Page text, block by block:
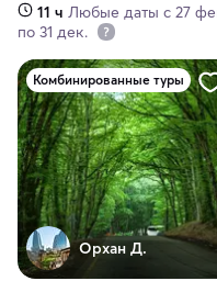
11 ч Любые даты с 27
по 31 дек.
Комбинированные туры
Орхан Д.